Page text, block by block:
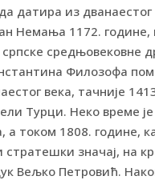
датира из дванаестог
Немања 1172. године,
српске средњовековне
Филозофа
века, тачније
Турци. Неко време
а током 1808. године,
стратешки значај, на
Вељко Петровић.